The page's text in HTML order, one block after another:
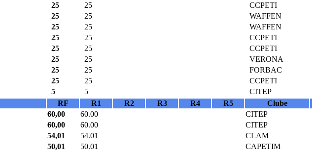
25 25
CCPETI
25 25
WAFFEN
25 25
WAFFEN
25 25
CCPETI
25 25
CCPETI
25 25
VERONA
25 25
FORBAC
25 25
CCPETI
5 5
CITEP
RF R1 R2 R3 R4 R5
Clube
60,00 60.00
CITEP
60,00 60.00
CITEP
54,01 54.01
CLAM
50,01 50.01
CAPETIM